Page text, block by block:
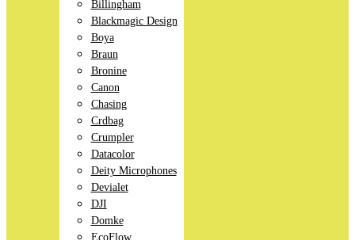
Billingham
Blackmagic Design
Boya
Braun
Bronine
Canon
Chasing
Crdbag
Crumpler
Datacolor
Deity Microphones
Devialet
DJI
Domke
EcoFlow